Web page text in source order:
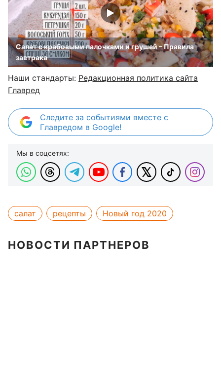
Салат с крабовыми палочками и грушей – Правила
завтрака
Наши стандарты: Редакционная политика сайта
Главред
Следите за событиями вместе с
Главредом в Google!
Мы в соцсетях:
салат рецепты Новый год 2020
НОВОСТИ ПАРТНЕРОВ